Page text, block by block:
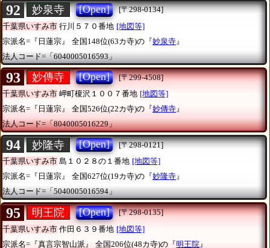
92 妙泉寺 [Open]
[〒298-0134]
千葉県いすみ市 行川５７０番地 [地図等]
宗派名=『日蓮宗』
全国148位(63カ寺)の『妙泉寺 』
法人コード=「6040005016593」
93 妙傳寺 [Open]
[〒299-4508]
千葉県いすみ市 岬町榎沢１００７番地 [地図等]
宗派名=『日蓮宗』
全国526位(22カ寺)の『妙傳寺 』
法人コード=「8040005016229」
94 妙隆寺 [Open]
[〒298-0121]
千葉県いすみ市 島１０２８の１番地 [地図等]
宗派名=『日蓮宗』
全国627位(19カ寺)の『妙隆寺』
法人コード=「5040005016594」
95 明王院 [Open]
[〒298-0135]
千葉県いすみ市 作田６３９番地 [地図等]
宗派名=『真言宗智山派』
全国206位(48カ寺)の『明王院 』